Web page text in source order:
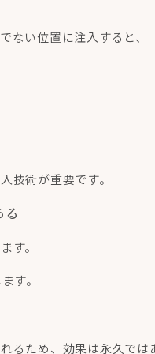
ない位置に注入すると、
技術が重要です。
す。
す。
るため、効果は永久では